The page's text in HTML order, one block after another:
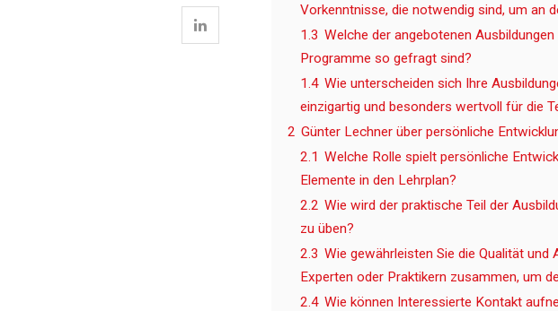
Vorkenntnisse, die notwendig sind, um an
1.3 Welche der angebotenen
Programme so gefragt sind?
1.4 Wie unterscheiden sich Ihre
einzigartig und besonders wertvoll für die
2 Günter Lechner über persönliche
2.1 Welche Rolle spielt persönliche
Elemente in den Lehrplan?
2.2 Wie wird der praktische Teil der
zu üben?
2.3 Wie gewährleisten Sie die Qualität
Experten oder Praktikern zusammen, um
2.4 Wie können Interessierte Kontakt